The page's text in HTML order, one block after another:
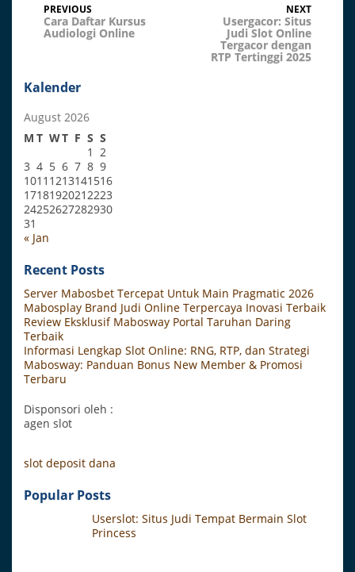
Post
navigation
Previous
Post
PREVIOUS
Cara Daftar Kursus
Audiologi Online
Next
Post
NEXT
Usergacor: Situs
Judi Slot Online
Tergacor dengan
RTP Tertinggi 2025
Kalender
August 2026
M T WT F S S
1 2
3 4 5 6 7 8 9
1011 1213141516
17181920212223
24252627282930
31
« Jan
Recent Posts
Server Mabosbet Tercepat Untuk Main Pragmatic 2026
Mabosplay Brand Judi Online Terpercaya Inovasi Terbaik
Review Eksklusif Mabosway Portal Taruhan Daring
Terbaik
Informasi Lengkap Slot Online: RNG, RTP, dan Strategi
Mabosway: Panduan Bonus New Member & Promosi
Terbaru
Disponsori oleh :
agen slot
slot deposit dana
Popular Posts
Userslot: Situs Judi Tempat Bermain Slot
Princess